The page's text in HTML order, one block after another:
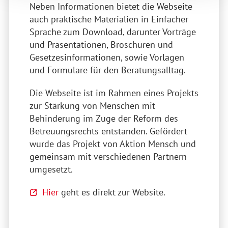
Neben Informationen bietet die Webseite
auch praktische Materialien in Einfacher
Sprache zum Download, darunter Vorträge
und Präsentationen, Broschüren und
Gesetzesinformationen, sowie Vorlagen
und Formulare für den Beratungsalltag.
Die Webseite ist im Rahmen eines Projekts
zur Stärkung von Menschen mit
Behinderung im Zuge der Reform des
Betreuungsrechts entstanden. Gefördert
wurde das Projekt von Aktion Mensch und
gemeinsam mit verschiedenen Partnern
umgesetzt.
Hiergeht es direkt zur Website.